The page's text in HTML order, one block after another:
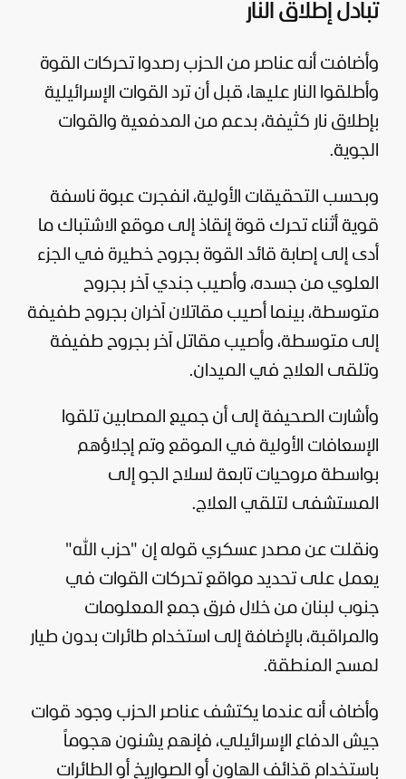
تبادل إطلاق النار
وأضافت أنه عناصر من الحزب رصدوا تحركات القوة
وأطلقوا النار عليها، قبل أن ترد القوات الإسرائيلية
بإطلاق نار كثيفة، بدعم من المدفعية والقوات
الجوية.
وبحسب التحقيقات الأولية، انفجرت عبوة ناسفة
قوية أثناء تحرك قوة إنقاذ إلى موقع الاشتباك ما
أدى إلى إصابة قائد القوة بجروح خطيرة في الجزء
العلوي من جسده، وأصيب جندي آخر بجروح
متوسطة، بينما أصيب مقاتلان آخران بجروح طفيفة
إلى متوسطة، وأصيب مقاتل آخر بجروح طفيفة
وتلقى العلاج في الميدان.
وأشارت الصحيفة إلى أن جميع المصابين تلقوا
الإسعافات الأولية في الموقع وتم إجلاؤهم
بواسطة مروحيات تابعة لسلاح الجو إلى
المستشفى لتلقي العلاج.
ونقلت عن مصدر عسكري قوله إن "حزب الله"
يعمل على تحديد مواقع تحركات القوات في
جنوب لبنان من خلال فرق جمع المعلومات
والمراقبة، بالإضافة إلى استخدام طائرات بدون طيار
لمسح المنطقة.
وأضاف أنه عندما يكتشف عناصر الحزب وجود قوات
جيش الدفاع الإسرائيلي، فإنهم يشنون هجوماً
باستخدام قذائف الهاون أو الصواريخ أو الطائرات